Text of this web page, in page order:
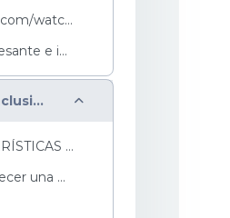
https://www.youtube.com/watch?v=wRsnzjEAND0&...
Lo más urgente, interesante e importante, es crear...
Módulo 4: Liderazgo Inclusivo Colapsar
MÓDULO 4 CARACTERÍSTICAS DEL LIDERAZGO INCLUSIVO L...
Importancia de establecer una Estrategia de Comuni...